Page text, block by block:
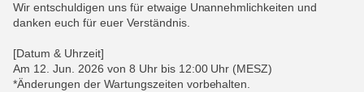
Wir entschuldigen uns für etwaige Unannehmlichkeiten und
danken euch für euer Verständnis.
[Datum & Uhrzeit]
Am 12. Jun. 2026 von 8 Uhr bis 12:00 Uhr (MESZ)
*Änderungen der Wartungszeiten vorbehalten.